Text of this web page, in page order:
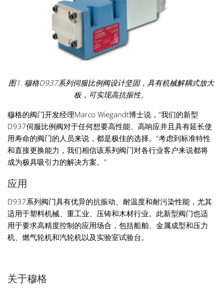
图1. 穆格D937系列伺服比例阀设计坚固，具有机械解耦式放大
板，可实现高抗振性。
穆格的阀门开发经理Marco Wiegandt博士说，“我们的新型
D937伺服比例阀对于任何想要高性能、高响应并且具有延长使
用寿命的阀门的人员来说，都是极佳的选择。“考虑到标准特性
和直接更换能力，我们相信该系列阀门对各行业客户来说都将
成为极具吸引力的解决方案。”
应用
D937系列阀门具有优异的抗振动、耐温度和耐污染性能，尤其
适用于塑料机械、重工业、压铸和木材行业。此新型阀门也适
用于要求高精度控制的应用场合，包括船舶、金属成型和压力
机、燃气轮机和汽轮机以及实验室试验台。
关于穆格